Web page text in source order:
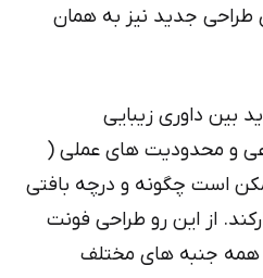
جدید نیز به همان
بین داوری زیبایی
و محدودیت های عملی (
است چگونه و درچه بافتی
از این رو طراحی فونت
همه جنبه های مختلف